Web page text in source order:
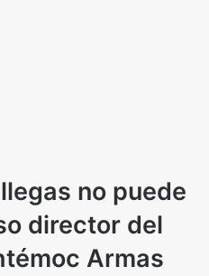
no puede
director del
Armas